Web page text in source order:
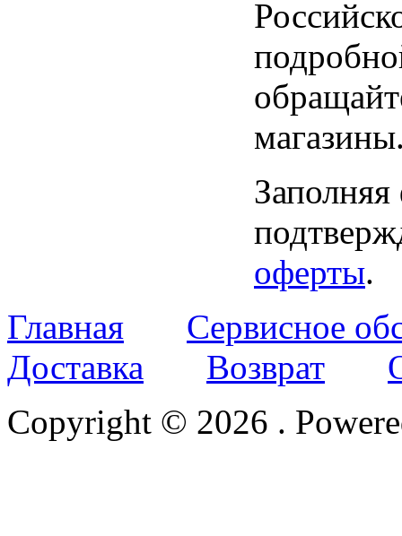
оферты.
Главная
Сервисное
Доставка
Возврат
Copyright © 2026 .